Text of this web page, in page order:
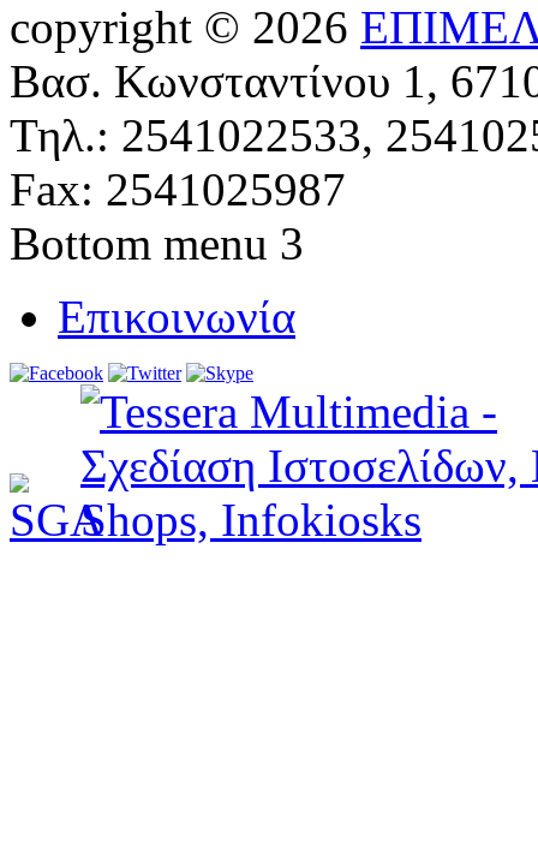
copyright © 2026
Βασ. Κωνσταντίνου 1,
Τηλ.: 2541022533,
Fax: 2541025987
Bottom menu 3
Επικοινωνία